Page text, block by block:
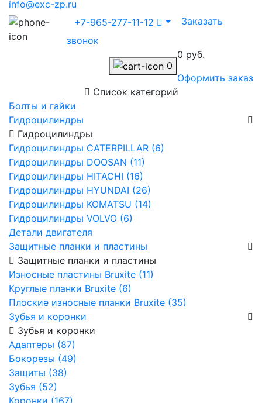
info@exc-zp.ru
+7-965-277-11-12
Заказать
звонок
0
0 руб.
Оформить заказ
Список категорий
Болты и гайки
Гидроцилиндры
Гидроцилиндры
Гидроцилиндры CATERPILLAR (6)
Гидроцилиндры DOOSAN (11)
Гидроцилиндры HITACHI (16)
Гидроцилиндры HYUNDAI (26)
Гидроцилиндры KOMATSU (14)
Гидроцилиндры VOLVO (6)
Детали двигателя
Защитные планки и пластины
Защитные планки и пластины
Износные пластины Bruxite (11)
Круглые планки Bruxite (6)
Плоские износные планки Bruxite (35)
Зубья и коронки
Зубья и коронки
Адаптеры (87)
Бокорезы (49)
Защиты (38)
Зубья (52)
Коронки (167)